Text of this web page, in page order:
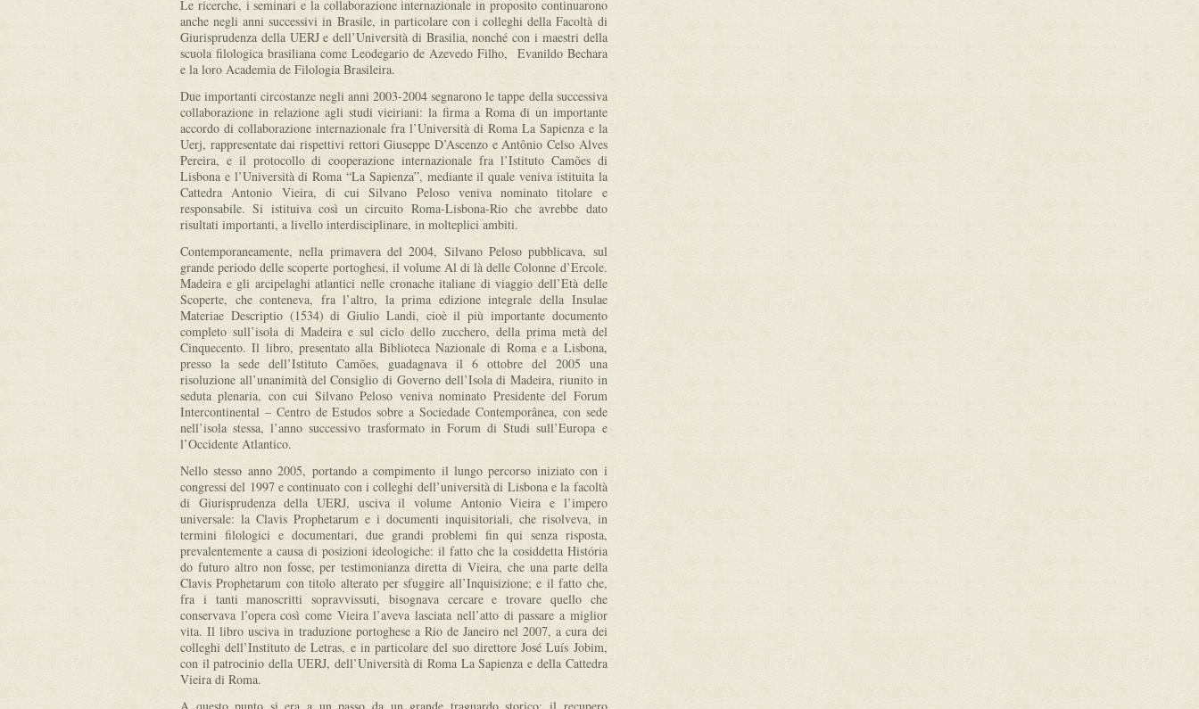
Le ricerche, i seminari e la collaborazione internazionale in proposito continuarono
anche negli anni successivi in Brasile, in particolare con i colleghi della Facoltà di
Giurisprudenza della UERJ e dell’Università di Brasilia, nonché con i maestri della
scuola filologica brasiliana come Leodegario de Azevedo Filho, Evanildo Bechara
e la loro Academia de Filologia Brasileira.
Due importanti circostanze negli anni 2003-2004 segnarono le tappe della successiva
collaborazione in relazione agli studi vieiriani: la firma a Roma di un importante
accordo di collaborazione internazionale fra l’Università di Roma La Sapienza e la
Uerj, rappresentate dai rispettivi rettori Giuseppe D’Ascenzo e Antônio Celso Alves
Pereira, e il protocollo di cooperazione internazionale fra l’Istituto Camões di
Lisbona e l’Università di Roma “La Sapienza”, mediante il quale veniva istituita la
Cattedra Antonio Vieira, di cui Silvano Peloso veniva nominato titolare e
responsabile. Si istituiva così un circuito Roma-Lisbona-Rio che avrebbe dato
risultati importanti, a livello interdisciplinare, in molteplici ambiti.
Contemporaneamente, nella primavera del 2004, Silvano Peloso pubblicava, sul
grande periodo delle scoperte portoghesi, il volume Al di là delle Colonne d’Ercole.
Madeira e gli arcipelaghi atlantici nelle cronache italiane di viaggio dell’Età delle
Scoperte, che conteneva, fra l’altro, la prima edizione integrale della Insulae
Materiae Descriptio (1534) di Giulio Landi, cioè il più importante documento
completo sull’isola di Madeira e sul ciclo dello zucchero, della prima metà del
Cinquecento. Il libro, presentato alla Biblioteca Nazionale di Roma e a Lisbona,
presso la sede dell’Istituto Camões, guadagnava il 6 ottobre del 2005 una
risoluzione all’unanimità del Consiglio di Governo dell’Isola di Madeira, riunito in
seduta plenaria, con cui Silvano Peloso veniva nominato Presidente del Forum
Intercontinental – Centro de Estudos sobre a Sociedade Contemporânea, con sede
nell’isola stessa, l’anno successivo trasformato in Forum di Studi sull’Europa e
l’Occidente Atlantico.
Nello stesso anno 2005, portando a compimento il lungo percorso iniziato con i
congressi del 1997 e continuato con i colleghi dell’università di Lisbona e la facoltà
di Giurisprudenza della UERJ, usciva il volume Antonio Vieira e l’impero
universale: la Clavis Prophetarum e i documenti inquisitoriali, che risolveva, in
termini filologici e documentari, due grandi problemi fin qui senza risposta,
prevalentemente a causa di posizioni ideologiche: il fatto che la cosiddetta História
do futuro altro non fosse, per testimonianza diretta di Vieira, che una parte della
Clavis Prophetarum con titolo alterato per sfuggire all’Inquisizione; e il fatto che,
fra i tanti manoscritti sopravvissuti, bisognava cercare e trovare quello che
conservava l’opera così come Vieira l’aveva lasciata nell’atto di passare a miglior
vita. Il libro usciva in traduzione portoghese a Rio de Janeiro nel 2007, a cura dei
colleghi dell’Instituto de Letras, e in particolare del suo direttore José Luís Jobim,
con il patrocinio della UERJ, dell’Università di Roma La Sapienza e della Cattedra
Vieira di Roma.